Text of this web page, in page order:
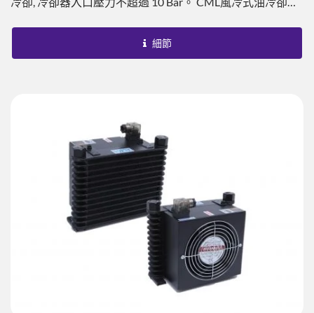
式之設計，相較於傳統銅管式或其他型式，提供了每單位最
佳換熱能力，至少為傳統銅管式的10-20倍效果。搭配
細節